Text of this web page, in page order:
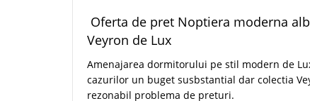
Oferta de pret Noptiera moderna
Veyron de Lux
Amenajarea dormitorului pe stil modern de
cazurilor un buget susbstantial dar colectia
rezonabil problema de preturi.